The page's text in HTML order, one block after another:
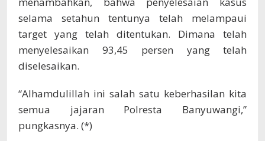
selama setahun tentunya telah melampaui
target yang telah ditentukan. Dimana telah
menyelesaikan 93,45 persen yang telah
diselesaikan.
“Alhamdulillah ini salah satu keberhasilan kita
semua jajaran Polresta Banyuwangi,”
pungkasnya. (*)